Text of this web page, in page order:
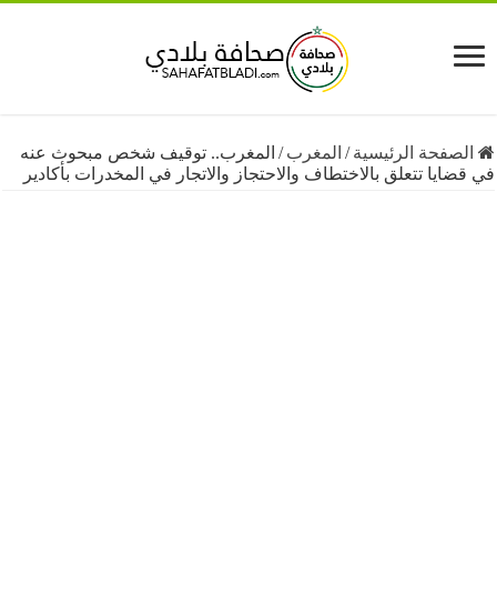
الرئيسية /المغرب/المغرب.. توقيف شخص مبحوث عنه
تتعلق بالاختطاف والاحتجاز والاتجار في المخدرات بأكادير